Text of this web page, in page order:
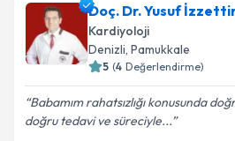
Uzm. Dr. Cengiz Vasfi Karul
talebi oluşturun. Size bu
için bir takvim hazırlandığında
bilgilendireceğiz.
E-posta Adresiniz
Doç. Dr. Yusuf
Kardiyoloji
Denizli, Pamukkale
5 (4 Değerlendirme)
Babamım rahatsızlığı konusunda
doğru tedavi ve süreciyle...